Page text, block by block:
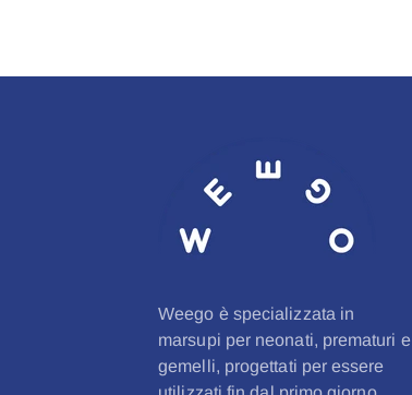
Weego è specializzata in
marsupi per neonati, prematuri e
gemelli, progettati per essere